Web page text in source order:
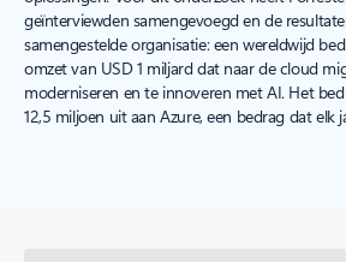
geïnterviewden samengevoegd en de
samengestelde organisatie: een wereldwijd
omzet van USD 1 miljard dat naar de cloud
moderniseren en te innoveren met AI. Het
12,5 miljoen uit aan Azure, een bedrag dat elk